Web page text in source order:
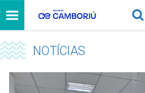
NOTÍCIAS